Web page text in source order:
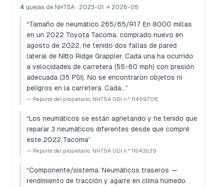
4 quejas de NHTSA · 2023-01 → 2026-05
“Tamaño de neumático 265/65/R17 En 8000 millas
en un 2022 Toyota Tacoma, comprado nuevo en
agosto de 2022, he tenido dos fallas de pared
lateral de Nitto Ridge Grappler. Cada una ha ocurrido
a velocidades de carretera (55-60 mph) con presión
adecuada (35 PSI). No se encontraron objetos ni
peligros en la carretera. Cada…”
— Reporte del propietario, NHTSA ODI n.º 11499706
“Los neumáticos se están agrietando y he tenido que
reparar 3 neumáticos diferentes desde que compré
este 2022 Tacoma”
— Reporte del propietario, NHTSA ODI n.º 11543539
“Componente/sistema: Neumáticos traseros —
rendimiento de tracción y agarre en clima húmedo.